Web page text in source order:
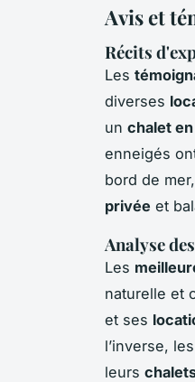
Avis et
Récits
Les
diverses
un chalet
enneigés
bord de
privée et
Analyse
Les
naturelle et
et ses
l’inverse,
leurs